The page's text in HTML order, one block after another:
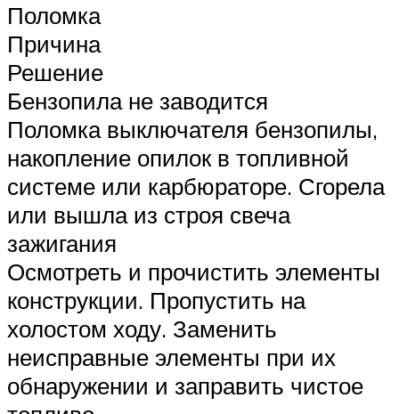
Поломка
Причина
Решение
Бензопила не заводится
Поломка выключателя бензопилы,
накопление опилок в топливной
системе или карбюраторе. Сгорела
или вышла из строя свеча
зажигания
Осмотреть и прочистить элементы
конструкции. Пропустить на
холостом ходу. Заменить
неисправные элементы при их
обнаружении и заправить чистое